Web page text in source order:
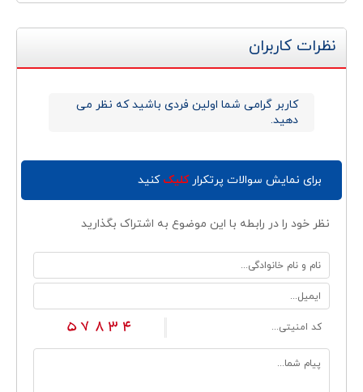
نظرات کاربران
کاربر گرامی شما اولین فردی باشید که نظر می
دهید.
برای نمایش سوالات پرتکرارکلیک کنید
نظر خود را در رابطه با این موضوع به اشتراک بگذارید